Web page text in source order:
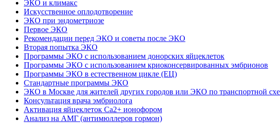
ЭКО и климакс
Искусственное оплодотворение
ЭКО при эндометриозе
Первое ЭКО
Рекомендации перед ЭКО и советы после ЭКО
Вторая попытка ЭКО
Программы ЭКО с использованием донорских яйцеклеток
Программы ЭКО с использованием криоконсервированных эмбрионов
Программы ЭКО в естественном цикле (ЕЦ)
Стандартные программы ЭКО
ЭКО в Москве для жителей других городов или ЭКО по транспортной
Консультация врача эмбриолога
Активация яйцеклеток Са2+ ионофором
Анализ на АМГ (антимюллеров гормон)